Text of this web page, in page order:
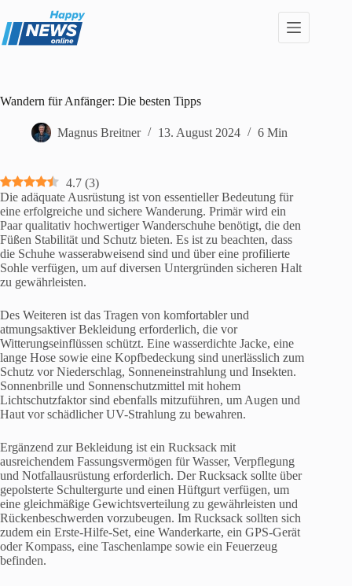
Inhalt
springen
Wandern für Anfänger: Die besten Tipps
Magnus Breitner 13. August 2024 6 Min
4.7 (3)
Die adäquate Ausrüstung ist von essentieller Bedeutung für
eine erfolgreiche und sichere Wanderung. Primär wird ein
Paar qualitativ hochwertiger Wanderschuhe benötigt, die den
Füßen Stabilität und Schutz bieten. Es ist zu beachten, dass
die Schuhe wasserabweisend sind und über eine profilierte
Sohle verfügen, um auf diversen Untergründen sicheren Halt
zu gewährleisten.
Des Weiteren ist das Tragen von komfortabler und
atmungsaktiver Bekleidung erforderlich, die vor
Witterungseinflüssen schützt. Eine wasserdichte Jacke, eine
lange Hose sowie eine Kopfbedeckung sind unerlässlich zum
Schutz vor Niederschlag, Sonneneinstrahlung und Insekten.
Sonnenbrille und Sonnenschutzmittel mit hohem
Lichtschutzfaktor sind ebenfalls mitzuführen, um Augen und
Haut vor schädlicher UV-Strahlung zu bewahren.
Ergänzend zur Bekleidung ist ein Rucksack mit
ausreichendem Fassungsvermögen für Wasser, Verpflegung
und Notfallausrüstung erforderlich. Der Rucksack sollte über
gepolsterte Schultergurte und einen Hüftgurt verfügen, um
eine gleichmäßige Gewichtsverteilung zu gewährleisten und
Rückenbeschwerden vorzubeugen. Im Rucksack sollten sich
zudem ein Erste-Hilfe-Set, eine Wanderkarte, ein GPS-Gerät
oder Kompass, eine Taschenlampe sowie ein Feuerzeug
befinden.